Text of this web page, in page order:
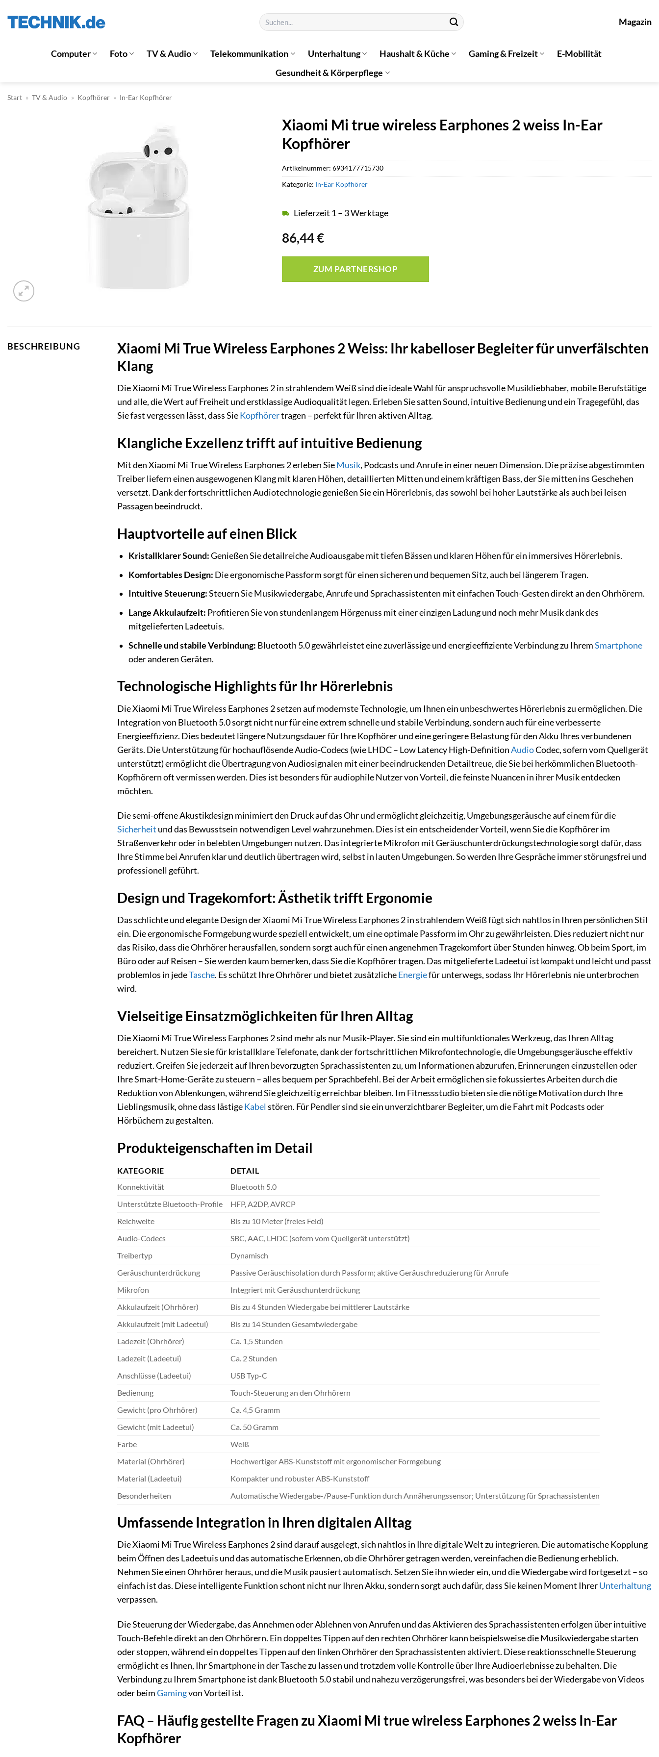
Inhalt
Suchen
nach:
Magazin
Computer Foto TV & Audio Telekommunikation Unterhaltung Haushalt & Küche Gaming & Freizeit
E-Mobilität
Gesundheit & Körperpflege
Start » TV & Audio » Kopfhörer » In-Ear Kopfhörer
Xiaomi Mi true wireless Earphones 2 weiss In-Ear
Kopfhörer
86,44€
Lieferzeit 1 – 3 Werktage
ZUM PARTNERSHOP
Artikelnummer: 6934177715730
Kategorie: In-Ear Kopfhörer
BESCHREIBUNG
Xiaomi Mi True Wireless Earphones 2 Weiss: Ihr kabelloser Begleiter für unverfälschten
Klang
Die Xiaomi Mi True Wireless Earphones 2 in strahlendem Weiß sind die ideale Wahl für anspruchsvolle Musikliebhaber, mobile Berufstätige
und alle, die Wert auf Freiheit und erstklassige Audioqualität legen. Erleben Sie satten Sound, intuitive Bedienung und ein Tragegefühl, das
Sie fast vergessen lässt, dass SieKopfhörertragen – perfekt für Ihren aktiven Alltag.
Klangliche Exzellenz trifft auf intuitive Bedienung
Mit den Xiaomi Mi True Wireless Earphones 2 erleben SieMusik, Podcasts und Anrufe in einer neuen Dimension. Die präzise abgestimmten
Treiber liefern einen ausgewogenen Klang mit klaren Höhen, detaillierten Mitten und einem kräftigen Bass, der Sie mitten ins Geschehen
versetzt. Dank der fortschrittlichen Audiotechnologie genießen Sie ein Hörerlebnis, das sowohl bei hoher Lautstärke als auch bei leisen
Passagen beeindruckt.
Hauptvorteile auf einen Blick
Kristallklarer Sound:Genießen Sie detailreiche Audioausgabe mit tiefen Bässen und klaren Höhen für ein immersives Hörerlebnis.
Komfortables Design: Die ergonomische Passform sorgt für einen sicheren und bequemen Sitz, auch bei längerem Tragen.
Intuitive Steuerung:Steuern Sie Musikwiedergabe, Anrufe und Sprachassistenten mit einfachen Touch-Gesten direkt an den Ohrhörern.
Lange Akkulaufzeit: Profitieren Sie von stundenlangem Hörgenuss mit einer einzigen Ladung und noch mehr Musik dank des
mitgelieferten Ladeetuis.
Schnelle und stabile Verbindung: Bluetooth 5.0 gewährleistet eine zuverlässige und energieeffiziente Verbindung zu IhremSmartphone
oder anderen Geräten.
Technologische Highlights für Ihr Hörerlebnis
Die Xiaomi Mi True Wireless Earphones 2 setzen auf modernste Technologie, um Ihnen ein unbeschwertes Hörerlebnis zu ermöglichen. Die
Integration von Bluetooth 5.0 sorgt nicht nur für eine extrem schnelle und stabile Verbindung, sondern auch für eine verbesserte
Energieeffizienz. Dies bedeutet längere Nutzungsdauer für Ihre Kopfhörer und eine geringere Belastung für den Akku Ihres verbundenen
Geräts. Die Unterstützung für hochauflösende Audio-Codecs (wie LHDC – Low Latency High-DefinitionAudioCodec, sofern vom Quellgerät
unterstützt) ermöglicht die Übertragung von Audiosignalen mit einer beeindruckenden Detailtreue, die Sie bei herkömmlichen Bluetooth-
Kopfhörern oft vermissen werden. Dies ist besonders für audiophile Nutzer von Vorteil, die feinste Nuancen in ihrer Musik entdecken
möchten.
Die semi-offene Akustikdesign minimiert den Druck auf das Ohr und ermöglicht gleichzeitig, Umgebungsgeräusche auf einem für die
Sicherheit und das Bewusstsein notwendigen Level wahrzunehmen. Dies ist ein entscheidender Vorteil, wenn Sie die Kopfhörer im
Straßenverkehr oder in belebten Umgebungen nutzen. Das integrierte Mikrofon mit Geräuschunterdrückungstechnologie sorgt dafür, dass
Ihre Stimme bei Anrufen klar und deutlich übertragen wird, selbst in lauten Umgebungen. So werden Ihre Gespräche immer störungsfrei und
professionell geführt.
Design und Tragekomfort: Ästhetik trifft Ergonomie
Das schlichte und elegante Design der Xiaomi Mi True Wireless Earphones 2 in strahlendem Weiß fügt sich nahtlos in Ihren persönlichen Stil
ein. Die ergonomische Formgebung wurde speziell entwickelt, um eine optimale Passform im Ohr zu gewährleisten. Dies reduziert nicht nur
das Risiko, dass die Ohrhörer herausfallen, sondern sorgt auch für einen angenehmen Tragekomfort über Stunden hinweg. Ob beim Sport, im
Büro oder auf Reisen – Sie werden kaum bemerken, dass Sie die Kopfhörer tragen. Das mitgelieferte Ladeetui ist kompakt und leicht und passt
problemlos in jedeTasche. Es schützt Ihre Ohrhörer und bietet zusätzlicheEnergiefür unterwegs, sodass Ihr Hörerlebnis nie unterbrochen
wird.
Vielseitige Einsatzmöglichkeiten für Ihren Alltag
Die Xiaomi Mi True Wireless Earphones 2 sind mehr als nur Musik-Player. Sie sind ein multifunktionales Werkzeug, das Ihren Alltag
bereichert. Nutzen Sie sie für kristallklare Telefonate, dank der fortschrittlichen Mikrofontechnologie, die Umgebungsgeräusche effektiv
reduziert. Greifen Sie jederzeit auf Ihren bevorzugten Sprachassistenten zu, um Informationen abzurufen, Erinnerungen einzustellen oder
Ihre Smart-Home-Geräte zu steuern – alles bequem per Sprachbefehl. Bei der Arbeit ermöglichen sie fokussiertes Arbeiten durch die
Reduktion von Ablenkungen, während Sie gleichzeitig erreichbar bleiben. Im Fitnessstudio bieten sie die nötige Motivation durch Ihre
Lieblingsmusik, ohne dass lästigeKabel stören. Für Pendler sind sie ein unverzichtbarer Begleiter, um die Fahrt mit Podcasts oder
Hörbüchern zu gestalten.
Produkteigenschaften im Detail
KATEGORIE
DETAIL
Konnektivität
Bluetooth 5.0
Unterstützte Bluetooth-Profile
HFP, A2DP, AVRCP
Reichweite
Bis zu 10 Meter (freies Feld)
Audio-Codecs
SBC, AAC, LHDC (sofern vom Quellgerät unterstützt)
Treibertyp
Dynamisch
Geräuschunterdrückung
Passive Geräuschisolation durch Passform; aktive Geräuschreduzierung für Anrufe
Mikrofon
Integriert mit Geräuschunterdrückung
Akkulaufzeit (Ohrhörer)
Bis zu 4 Stunden Wiedergabe bei mittlerer Lautstärke
Akkulaufzeit (mit Ladeetui)
Bis zu 14 Stunden Gesamtwiedergabe
Ladezeit (Ohrhörer)
Ca. 1,5 Stunden
Ladezeit (Ladeetui)
Ca. 2 Stunden
Anschlüsse (Ladeetui)
USB Typ-C
Bedienung
Touch-Steuerung an den Ohrhörern
Gewicht (pro Ohrhörer)
Ca. 4,5 Gramm
Gewicht (mit Ladeetui)
Ca. 50 Gramm
Farbe
Weiß
Material (Ohrhörer)
Hochwertiger ABS-Kunststoff mit ergonomischer Formgebung
Material (Ladeetui)
Kompakter und robuster ABS-Kunststoff
Besonderheiten
Automatische Wiedergabe-/Pause-Funktion durch Annäherungssensor; Unterstützung für Sprachassistenten
Umfassende Integration in Ihren digitalen Alltag
Die Xiaomi Mi True Wireless Earphones 2 sind darauf ausgelegt, sich nahtlos in Ihre digitale Welt zu integrieren. Die automatische Kopplung
beim Öffnen des Ladeetuis und das automatische Erkennen, ob die Ohrhörer getragen werden, vereinfachen die Bedienung erheblich.
Nehmen Sie einen Ohrhörer heraus, und die Musik pausiert automatisch. Setzen Sie ihn wieder ein, und die Wiedergabe wird fortgesetzt – so
einfach ist das. Diese intelligente Funktion schont nicht nur Ihren Akku, sondern sorgt auch dafür, dass Sie keinen Moment IhrerUnterhaltung
verpassen.
Die Steuerung der Wiedergabe, das Annehmen oder Ablehnen von Anrufen und das Aktivieren des Sprachassistenten erfolgen über intuitive
Touch-Befehle direkt an den Ohrhörern. Ein doppeltes Tippen auf den rechten Ohrhörer kann beispielsweise die Musikwiedergabe starten
oder stoppen, während ein doppeltes Tippen auf den linken Ohrhörer den Sprachassistenten aktiviert. Diese reaktionsschnelle Steuerung
ermöglicht es Ihnen, Ihr Smartphone in der Tasche zu lassen und trotzdem volle Kontrolle über Ihre Audioerlebnisse zu behalten. Die
Verbindung zu Ihrem Smartphone ist dank Bluetooth 5.0 stabil und nahezu verzögerungsfrei, was besonders bei der Wiedergabe von Videos
oder beimGamingvon Vorteil ist.
FAQ – Häufig gestellte Fragen zu Xiaomi Mi true wireless Earphones 2 weiss In-Ear
Kopfhörer